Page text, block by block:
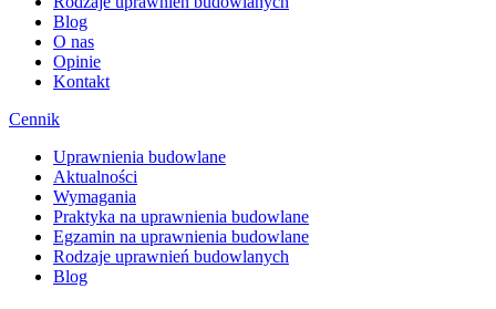
Blog
O nas
Opinie
Kontakt
Cennik
Uprawnienia budowlane
Aktualności
Wymagania
Praktyka na uprawnienia budowlane
Egzamin na uprawnienia budowlane
Rodzaje uprawnień budowlanych
Blog